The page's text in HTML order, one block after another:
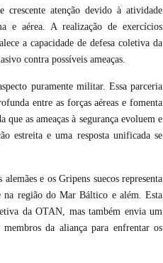
atenção devido à atividade
e aérea. A realização de exercícios
a capacidade de defesa coletiva da
contra possíveis ameaças.
puramente militar. Essa parceria
entre as forças aéreas e fomenta
as ameaças à segurança evoluem e
estreita e uma resposta unificada se
e os Gripens suecos representa
na região do Mar Báltico e além. Esta
da OTAN, mas também envia um
da aliança para enfrentar os